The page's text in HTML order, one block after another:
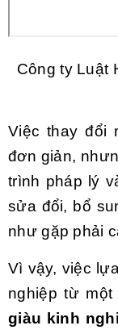
Công ty Luật
Việc thay đổi
đơn giản,
trình pháp lý
sửa đổi, bổ
như gặp phải
Vì vậy, việc
nghiệp từ một
giàu kinh